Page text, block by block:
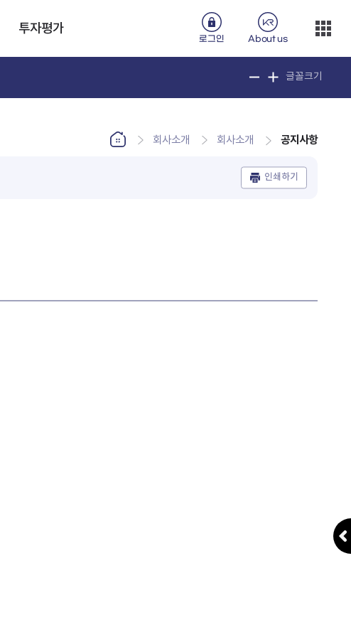
투자평가
로그인 About us
글꼴크기
회사소개 회사소개 공지사항
인쇄하기